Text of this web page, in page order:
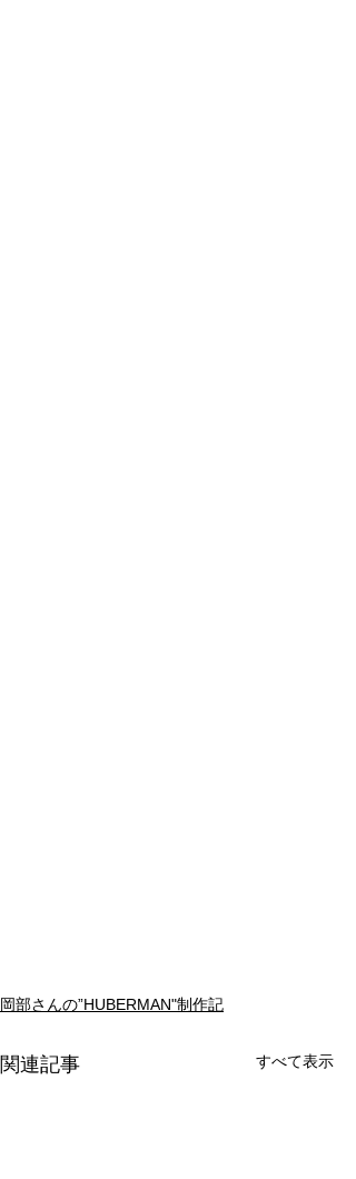
岡部さんの”HUBERMAN"制作記
関連記事 すべて表示